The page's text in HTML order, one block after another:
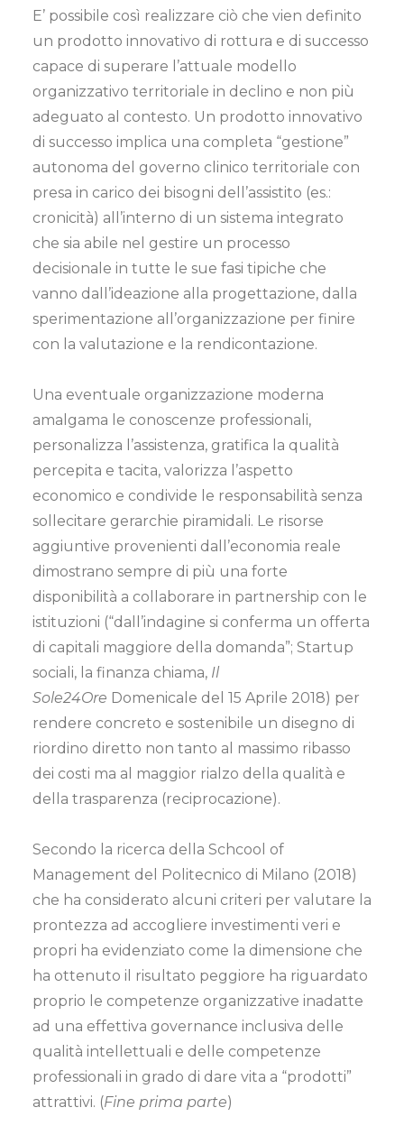
E’ possibile così realizzare ciò che vien definito
un prodotto innovativo di rottura e di successo
capace di superare l’attuale modello
organizzativo territoriale in declino e non più
adeguato al contesto. Un prodotto innovativo
di successo implica una completa “gestione”
autonoma del governo clinico territoriale con
presa in carico dei bisogni dell’assistito (es.:
cronicità) all’interno di un sistema integrato
che sia abile nel gestire un processo
decisionale in tutte le sue fasi tipiche che
vanno dall’ideazione alla progettazione, dalla
sperimentazione all’organizzazione per finire
con la valutazione e la rendicontazione.
Una eventuale organizzazione moderna
amalgama le conoscenze professionali,
personalizza l’assistenza, gratifica la qualità
percepita e tacita, valorizza l’aspetto
economico e condivide le responsabilità senza
sollecitare gerarchie piramidali. Le risorse
aggiuntive provenienti dall’economia reale
dimostrano sempre di più una forte
disponibilità a collaborare in partnership con le
istituzioni (“dall’indagine si conferma un offerta
di capitali maggiore della domanda”; Startup
sociali, la finanza chiama, Il
Sole24Ore Domenicale del 15 Aprile 2018) per
rendere concreto e sostenibile un disegno di
riordino diretto non tanto al massimo ribasso
dei costi ma al maggior rialzo della qualità e
della trasparenza (reciprocazione).
Secondo la ricerca della Schcool of
Management del Politecnico di Milano (2018)
che ha considerato alcuni criteri per valutare la
prontezza ad accogliere investimenti veri e
propri ha evidenziato come la dimensione che
ha ottenuto il risultato peggiore ha riguardato
proprio le competenze organizzative inadatte
ad una effettiva governance inclusiva delle
qualità intellettuali e delle competenze
professionali in grado di dare vita a “prodotti”
attrattivi. (Fine prima parte)